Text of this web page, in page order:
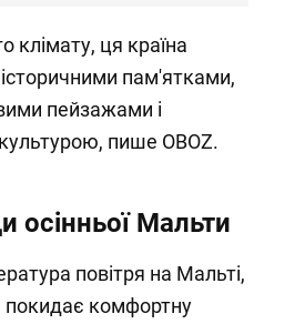
клімату, ця країна
пам'ятками,
пейзажами і
пише OBOZ.
осінньої Мальти
повітря на Мальті,
покидає комфортну